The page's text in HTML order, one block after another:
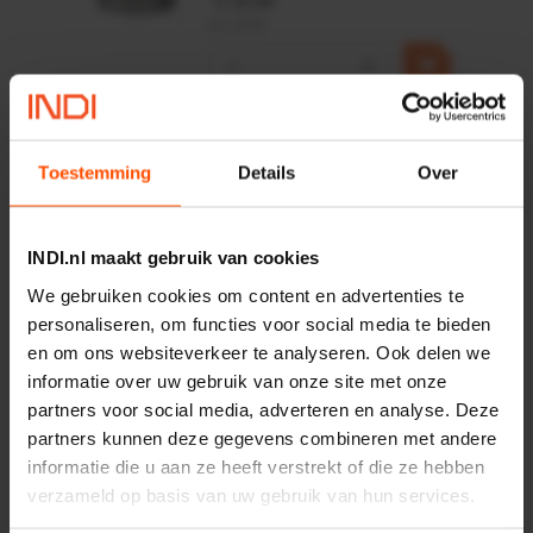
Toestemming Details Over
INDI.nl maakt gebruik van cookies
We gebruiken cookies om content en advertenties te
personaliseren, om functies voor social media te bieden
en om ons websiteverkeer te analyseren. Ook delen we
informatie over uw gebruik van onze site met onze
partners voor social media, adverteren en analyse. Deze
partners kunnen deze gegevens combineren met andere
informatie die u aan ze heeft verstrekt of die ze hebben
verzameld op basis van uw gebruik van hun services.
− +
HP 12 MOTOR B14 380VAC
Artikelnummer:
€ 32,50
− +
Onlangs bekeken: